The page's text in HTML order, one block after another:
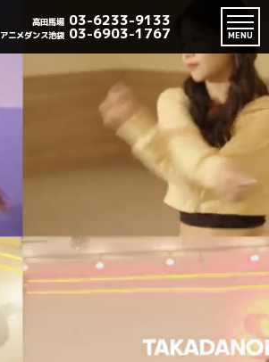
高田馬場 03-6233-9133
アニメダンス池袋 03-6903-1767 MENU